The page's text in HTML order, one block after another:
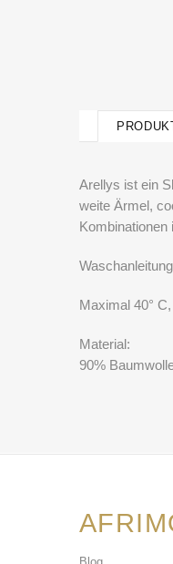
Arellys ist ein
weite Ärmel,
Kombinationen
Maximal 40°
Material:
90%